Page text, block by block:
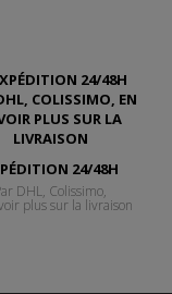
24/48H
DHL, Colissimo,
plus sur la livraison